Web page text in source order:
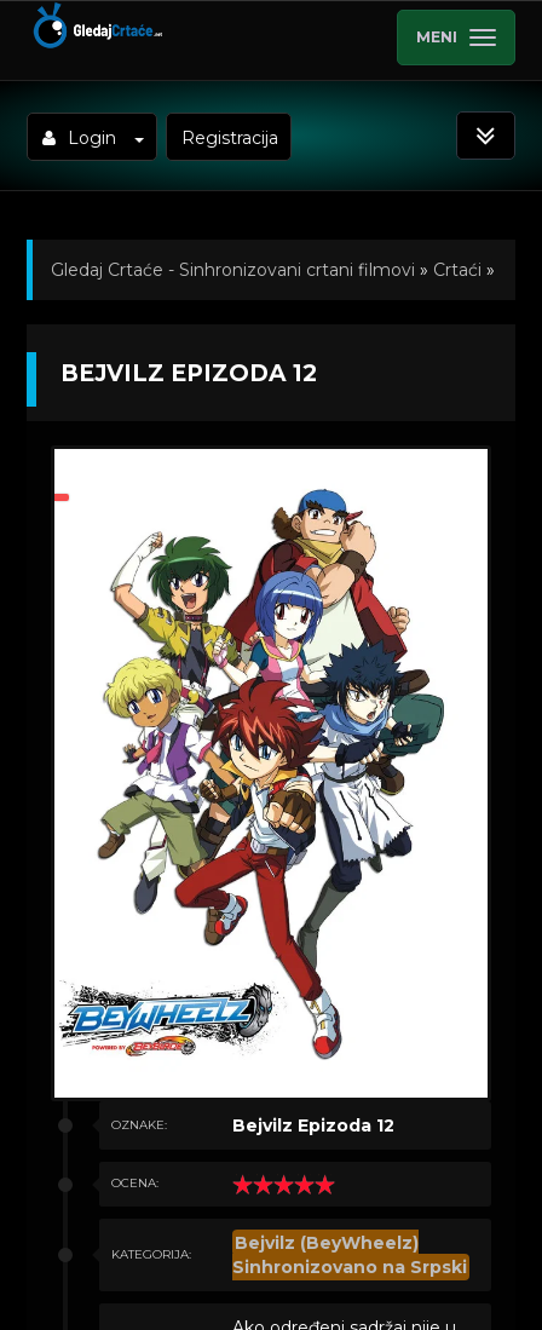
MENI
Login Registracija
Gledaj Crtaće - Sinhronizovani crtani filmovi » Crtaći »
BEJVILZ EPIZODA 12
OZNAKE: Bejvilz Epizoda 12
OCENA:
KATEGORIJA:
Bejvilz (BeyWheelz)
Sinhronizovano na Srpski